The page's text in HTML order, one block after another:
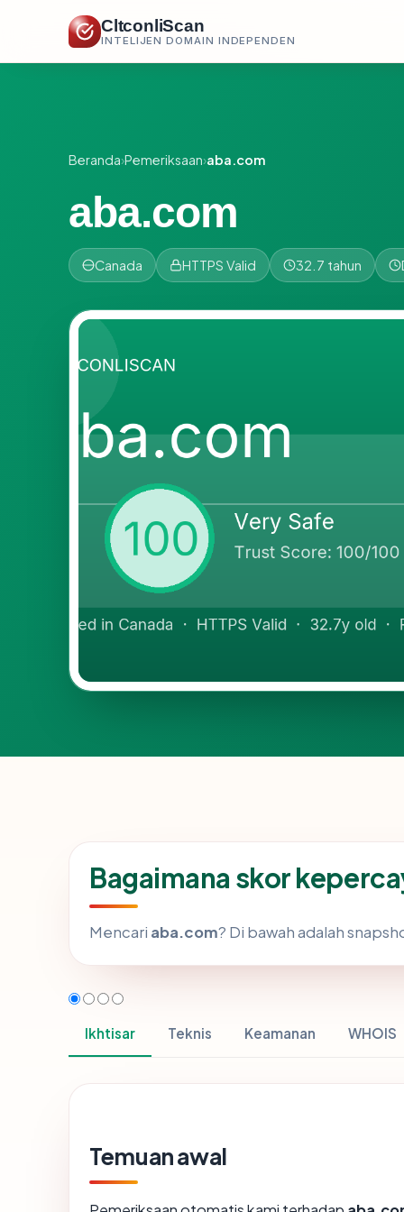
CltconliScan
INTELIJEN DOMAIN INDEPENDEN
Beranda›Pemeriksaan›aba.com
aba.com
Canada HTTPS Valid 32.7 tahun
Bagaimana skor
Mencari aba.com? Di bawah adalah
Ikhtisar Teknis Keamanan WHOIS
Temuan awal